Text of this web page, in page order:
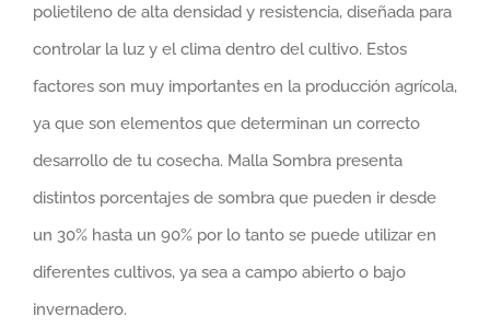
polietileno de alta densidad y resistencia, diseñada para
controlar la luz y el clima dentro del cultivo. Estos
factores son muy importantes en la producción agrícola,
ya que son elementos que determinan un correcto
desarrollo de tu cosecha. Malla Sombra presenta
distintos porcentajes de sombra que pueden ir desde
un 30% hasta un 90% por lo tanto se puede utilizar en
diferentes cultivos, ya sea a campo abierto o bajo
invernadero.